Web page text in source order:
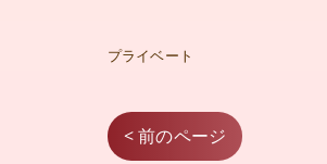
プライベート
< 前のページ